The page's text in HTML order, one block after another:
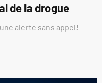
de la drogue
alerte sans appel!